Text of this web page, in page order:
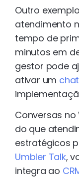
Outro
atendimento
tempo de
minutos em
gestor pode
ativar um
Conversas
do que
estratégicos
Umbler Talk,
integra ao